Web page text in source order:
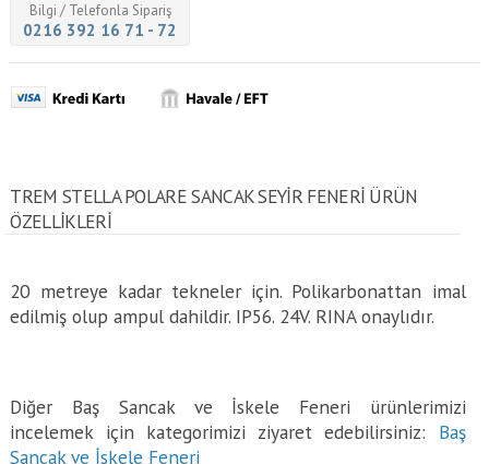
Bilgi / Telefonla Sipariş
0216 392 16 71 - 72
TREM STELLA POLARE SANCAK SEYIR FENERI ÜRÜN
ÖZELLİKLERİ
20 metreye kadar tekneler için. Polikarbonattan imal
edilmiş olup ampul dahildir. IP56. 24V. RINA onaylıdır.
Diğer Baş Sancak ve İskele Feneri ürünlerimizi
incelemek için kategorimizi ziyaret edebilirsiniz: Baş
Sancak ve İskele Feneri